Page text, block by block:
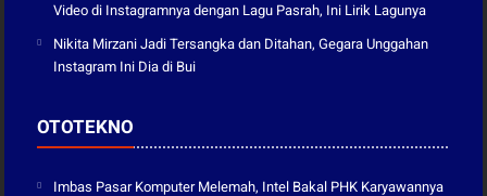
Video di Instagramnya dengan Lagu Pasrah, Ini Lirik Lagunya
Nikita Mirzani Jadi Tersangka dan Ditahan, Gegara Unggahan
Instagram Ini Dia di Bui
OTOTEKNO
Imbas Pasar Komputer Melemah, Intel Bakal PHK Karyawannya